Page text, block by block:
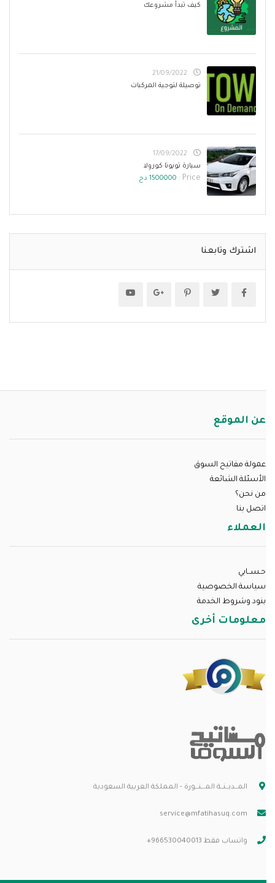
كيف تبدأ مشروعك
21/09/2022
توصيلة لتوجية المركبات
17/09/2022
سيارة تويوتا كورولا
Price : 1500000 دج
اشترك وتابعنا
عن الموقع
عمولة مفاتيح السوق
الأسئلة الشائعة
من نحن؟
اتصل بنا
العملاء
حـســابي
سياسة الخصوصية
بنود وشروط الخدمة
معلومات أخرى
المــديــنــة المـــنـــورة - المملكة العربية السعودية
service@mfatihasuq.com
واتساب فقط 966530040013+